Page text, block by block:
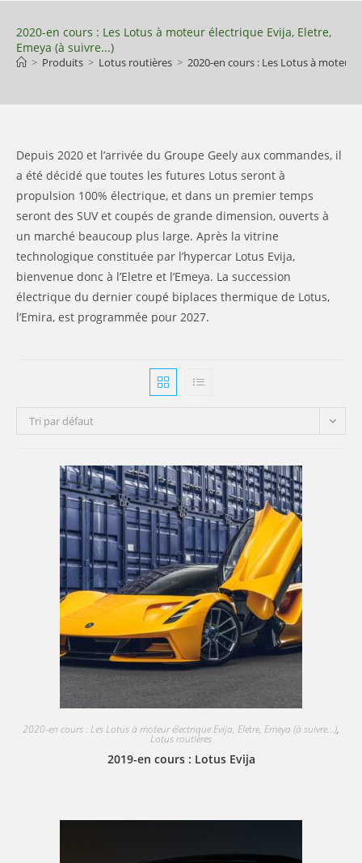
content
2020-en cours : Les Lotus à moteur électrique Evija, Eletre,
Emeya (à suivre...)
> Produits > Lotus routières > 2020-en cours : Les Lotus à moteur
Depuis 2020 et l’arrivée du Groupe Geely aux commandes, il
a été décidé que toutes les futures Lotus seront à
propulsion 100% électrique, et dans un premier temps
seront des SUV et coupés de grande dimension, ouverts à
un marché beaucoup plus large. Après la vitrine
technologique constituée par l’hypercar Lotus Evija,
bienvenue donc à l’Eletre et l’Emeya. La succession
électrique du dernier coupé biplaces thermique de Lotus,
l’Emira, est programmée pour 2027.
Tri par défaut
2020-en cours : Les Lotus à moteur électrique Evija, Eletre, Emeya (à suivre...),
Lotus routières
2019-en cours : Lotus Evija